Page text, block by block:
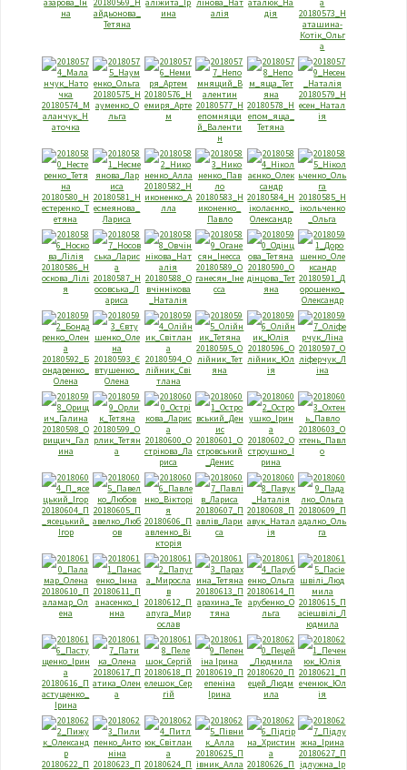
азарова_Iн
на
20180569_Н
айдьонова_
Тетяна
алiжита_Iр
ина
лiнова_Нат
алiя
аталюк_На
дiя
20180573_Н
аташина-
Котiк_Ольг
а
20180574_М
аланчук_Н
аточка
20180575_Н
ауменко_О
льга
20180576_Н
емиря_Арте
м
20180577_Н
епомнящи
й_Валенти
н
20180578_Н
епом_яща_
Тетяна
20180579_Н
есен_Натал
iя
20180580_Н
естеренко_Т
етяна
20180581_Н
eсмeянова_
Лариса
20180582_Н
иконенко_А
лла
20180583_Н
иконенко_
Павло
20180584_Н
iколаєнко_
Олександр
20180585_Н
iкольченко
_Ольга
20180586_Н
оскова_Лiлi
я
20180587_Н
осовська_Л
ариса
20180588_О
вчiннiкова
_Наталiя
20180589_О
ганесян_Iне
сса
20180590_О
дiнцова_Тет
яна
20180591_Д
орошенко_
Олександр
20180592_Б
ондаренко_
Олена
20180593_Є
втушенко_
Олена
20180594_О
лiйник_Свi
тлана
20180595_О
лiйник_Тет
яна
20180596_О
лiйник_Юл
iя
20180597_О
лiферчук_Л
iна
20180598_О
рищич_Гал
ина
20180599_О
рлик_Тетян
а
20180600_О
стрiкова_Ла
риса
20180601_О
стровський
_Денис
20180602_О
строушко_I
рина
20180603_О
хтень_Павл
о
20180604_П
_ясецький_
Iгор
20180605_П
авелко_Люб
ов
20180606_П
авленко_Вi
кторiя
20180607_П
авлiв_Лари
са
20180608_П
авук_Натал
iя
20180609_П
адалко_Оль
га
20180610_П
аламар_Ол
ена
20180611_П
анасенко_I
нна
20180612_П
апуга_Мир
ослав
20180613_П
арахина_Те
тяна
20180614_П
арубенко_О
льга
20180615_П
асieшвiлi_Л
юдмила
20180616_П
астущенко_
Iрина
20180617_П
атика_Олен
а
20180618_П
елешок_Сер
гiй
20180619_П
епеніна
Ірина
20180620_П
ецей_Людм
ила
20180621_П
еченюк_Юл
iя
20180622_П 20180623_П 20180624_П
20180625_П
iвник_Алла 20180626_П
20180627_П
iдлужна_Iр